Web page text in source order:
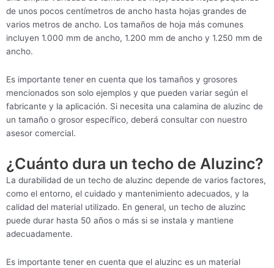
de unos pocos centímetros de ancho hasta hojas grandes de
varios metros de ancho. Los tamaños de hoja más comunes
incluyen 1.000 mm de ancho, 1.200 mm de ancho y 1.250 mm de
ancho.
Es importante tener en cuenta que los tamaños y grosores
mencionados son solo ejemplos y que pueden variar según el
fabricante y la aplicación. Si necesita una calamina de aluzinc de
un tamaño o grosor específico, deberá consultar con nuestro
asesor comercial.
¿Cuánto dura un techo de Aluzinc?
La durabilidad de un techo de aluzinc depende de varios factores,
como el entorno, el cuidado y mantenimiento adecuados, y la
calidad del material utilizado. En general, un techo de aluzinc
puede durar hasta 50 años o más si se instala y mantiene
adecuadamente.
Es importante tener en cuenta que el aluzinc es un material